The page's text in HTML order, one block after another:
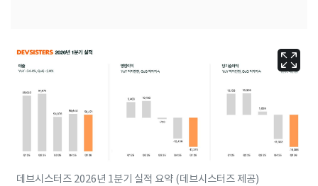
데브시스터즈 2026년 1분기 실적 요약 (데브시스터즈 제공)